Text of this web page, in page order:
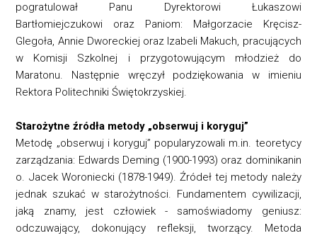
pogratulował Panu Dyrektorowi Łukaszowi
Bartłomiejczukowi oraz Paniom: Małgorzacie Kręcisz-
Glegoła, Annie Dworeckiej oraz Izabeli Makuch, pracujących
w Komisji Szkolnej i przygotowującym młodzież do
Maratonu. Następnie wręczył podziękowania w imieniu
Rektora Politechniki Świętokrzyskiej.
Starożytne źródła metody „obserwuj i koryguj”
Metodę „obserwuj i koryguj” popularyzowali m.in. teoretycy
zarządzania: Edwards Deming (1900-1993) oraz dominikanin
o. Jacek Woroniecki (1878-1949). Źródeł tej metody należy
jednak szukać w starożytności. Fundamentem cywilizacji,
jaką znamy, jest człowiek - samoświadomy geniusz:
odczuwający, dokonujący refleksji, tworzący. Metoda